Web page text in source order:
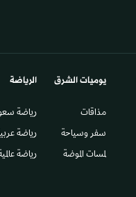
يوميات الشرق​
مذاقات
سفر وسياحة
لمسات الموضة
الرياضة
رياضة
رياضة
رياضة